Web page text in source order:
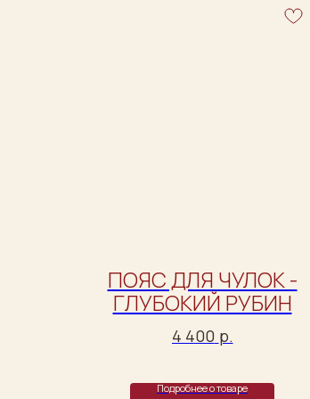
ПОЯС ДЛЯ ЧУЛОК -
ГЛУБОКИЙ РУБИН
4 400 р.
Подробнее о товаре